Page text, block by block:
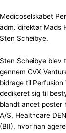
Medicoselskabet
adm. direktør Mads
Sten Scheibye.
Sten Scheibye blev
gennem CVX
bidrage til
dedikeret sig til
blandt andet poster
A/S, Healthcare
(BII), hvor han